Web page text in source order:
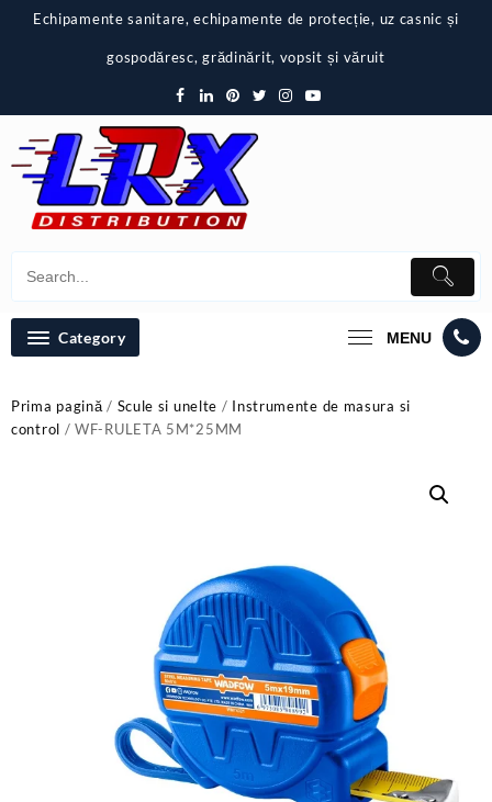
Echipamente sanitare, echipamente de protecție, uz casnic și
gospodăresc, grădinărit, vopsit și văruit
Category MENU
Prima pagină/ Scule si unelte / Instrumente de masura si
control / WF-RULETA 5M*25MM